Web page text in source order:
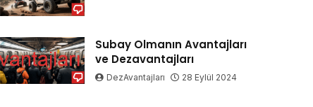
Subay Olmanın Avantajları
ve Dezavantajları
DezAvantajları 28 Eylül 2024